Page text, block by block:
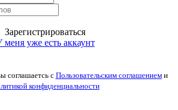
Зарегистрироваться
меня уже есть аккаунт
соглашаетсь с Пользовательским соглашениеми
конфиденциальности